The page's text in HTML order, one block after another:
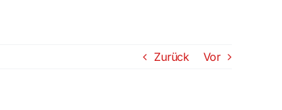
Zurück Vor